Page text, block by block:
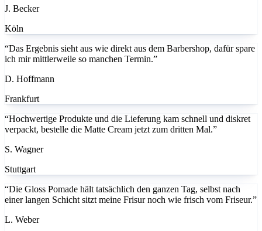
Köln
“Das Ergebnis sieht aus wie direkt aus dem Barbershop, dafür spare
ich mir mittlerweile so manchen Termin.”
D. Hoffmann
Frankfurt
“Hochwertige Produkte und die Lieferung kam schnell und diskret
verpackt, bestelle die Matte Cream jetzt zum dritten Mal.”
S. Wagner
Stuttgart
“Die Gloss Pomade hält tatsächlich den ganzen Tag, selbst nach
einer langen Schicht sitzt meine Frisur noch wie frisch vom Friseur.”
L. Weber
Berlin